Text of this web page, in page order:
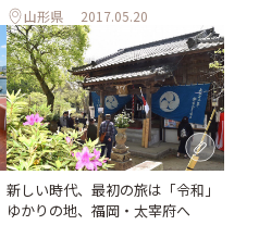
山形県 2017.05.20
新しい時代、最初の旅は「令和」
ゆかりの地、福岡・太宰府へ